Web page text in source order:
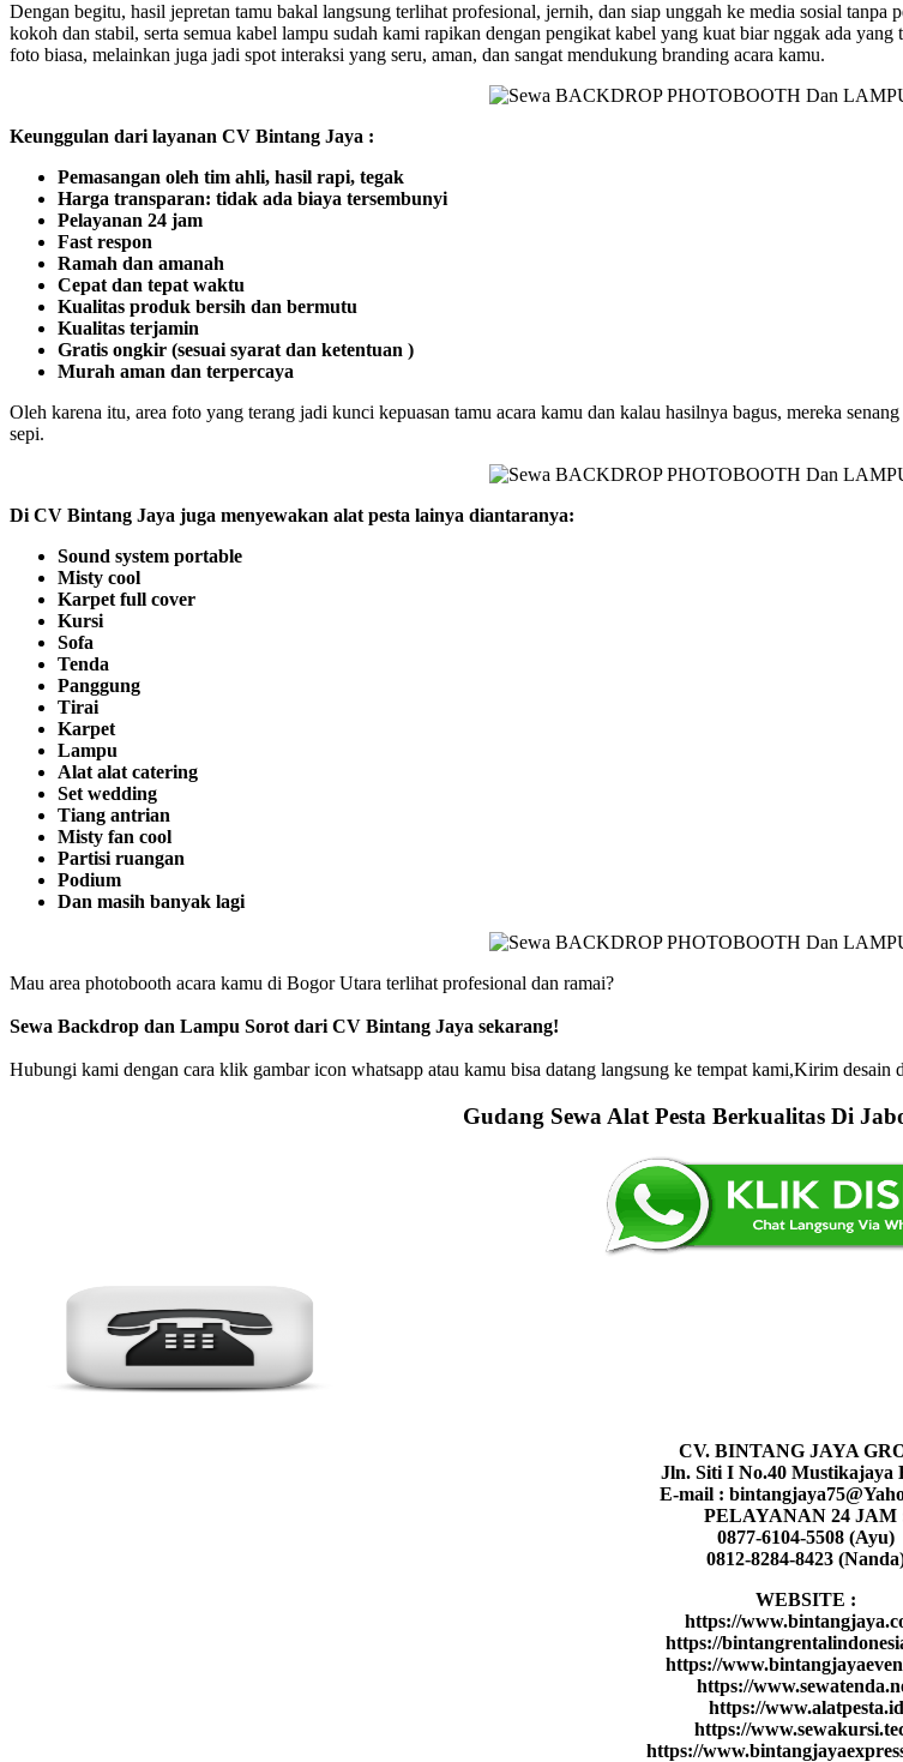
Dengan begitu, hasil jepretan tamu bakal langsung terlihat profesional, jernih, dan siap unggah ke media sosial
kokoh dan stabil, serta semua kabel lampu sudah kami rapikan dengan pengikat kabel yang kuat biar nggak ada
foto biasa, melainkan juga jadi spot interaksi yang seru, aman, dan sangat mendukung branding acara kamu.
Keunggulan dari layanan CV Bintang Jaya :
Pemasangan oleh tim ahli, hasil rapi, tegak
Harga transparan: tidak ada biaya tersembunyi
Pelayanan 24 jam
Fast respon
Ramah dan amanah
Cepat dan tepat waktu
Kualitas produk bersih dan bermutu
Kualitas terjamin
Gratis ongkir (sesuai syarat dan ketentuan )
Murah aman dan terpercaya
Oleh karena itu, area foto yang terang jadi kunci kepuasan tamu acara kamu dan kalau hasilnya bagus, mereka
sepi.
Di CV Bintang Jaya juga menyewakan alat pesta lainya diantaranya:
Sound system portable
Misty cool
Karpet full cover
Kursi
Sofa
Tenda
Panggung
Tirai
Karpet
Lampu
Alat alat catering
Set wedding
Tiang antrian
Misty fan cool
Partisi ruangan
Podium
Dan masih banyak lagi
Mau area photobooth acara kamu di Bogor Utara terlihat profesional dan ramai?
Sewa Backdrop dan Lampu Sorot dari CV Bintang Jaya sekarang!
Hubungi kami dengan cara klik gambar icon whatsapp atau kamu bisa datang langsung ke tempat kami,Kirim
Gudang Sewa Alat Pesta Berkualitas Di
CV. BINTANG JAYA
Jln. Siti I No.40 Mustikajaya
E-mail :
PELAYANAN 24 JAM
0877-6104-5508 (Ayu)
0812-8284-8423
WEBSITE :
https://
https://
https://
https://
https://www.alatpesta.id
https://
https://